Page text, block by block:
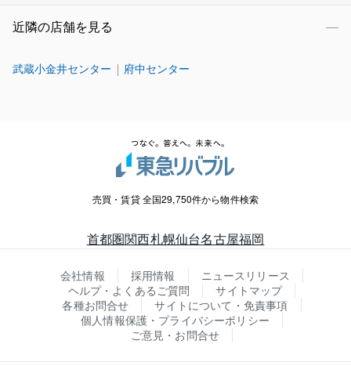
近隣の店舗を見る
武蔵小金井センター 府中センター
売買・賃貸 全国29,750件から物件検索
首都圏関西札幌仙台名古屋福岡
会社情報 採用情報
ニュースリリース
ヘルプ・よくあるご質問
サイトマップ
各種お問合せ
サイトについて・免責事項
個人情報保護・プライバシーポリシー
ご意見・お問合せ